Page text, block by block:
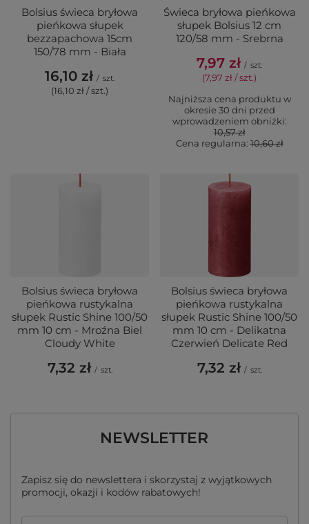
Bolsius świeca bryłowa
pieńkowa słupek
bezzapachowa 15cm
150/78 mm - Biała
16,10 zł / szt.
(16,10 zł / szt.)
Świeca bryłowa pieńkowa
słupek Bolsius 12 cm
120/58 mm - Srebrna
7,97 zł / szt.
(7,97 zł / szt.)
Najniższa cena produktu w
okresie 30 dni przed
wprowadzeniem obniżki:
10,57 zł
Cena regularna:10,60 zł
Bolsius świeca bryłowa
pieńkowa rustykalna
słupek Rustic Shine 100/50
mm 10 cm - Mroźna Biel
Cloudy White
7,32 zł / szt.
Bolsius świeca bryłowa
pieńkowa rustykalna
słupek Rustic Shine 100/50
mm 10 cm - Delikatna
Czerwień Delicate Red
7,32 zł / szt.
NEWSLETTER
Zapisz się do newslettera i skorzystaj z wyjątkowych
promocji, okazji i kodów rabatowych!